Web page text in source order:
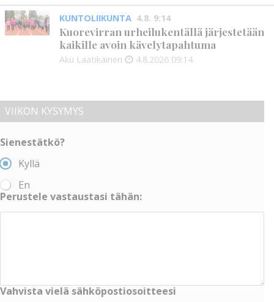
KUNTOLIIKUNTA 4.8. 9:14
Kuorevirran urheilukentällä järjestetään
kaikille avoin kävelytapahtuma
Aku Laatikainen 4.8.2026 09:14
VIIKON KYSYMYS
Sienestätkö?
Kyllä
En
Perustele vastaustasi tähän:
Vahvista vielä sähköpostiosoitteesi